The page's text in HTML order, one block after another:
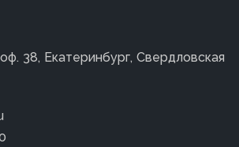
38, Екатеринбург, Свердловская